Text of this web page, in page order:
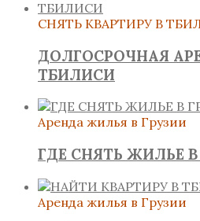
СНЯТЬ КВАРТИРУ В
ДОЛГОСРОЧНАЯ
ТБИЛИСИ
Аренда жилья в Грузии
ГДЕ СНЯТЬ ЖИЛЬЕ
Аренда жилья в Грузии